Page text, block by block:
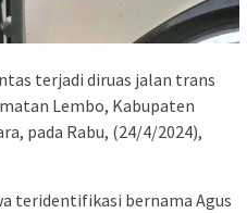
terjadi diruas jalan trans
Lembo, Kabupaten
pada Rabu, (24/4/2024),
teridentifikasi bernama Agus